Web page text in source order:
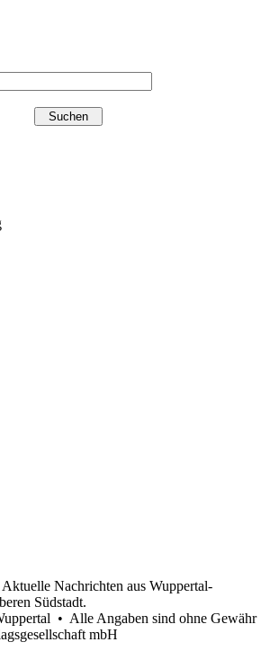
Nachrichten aus Wuppertal-
Südstadt.
• Alle Angaben sind ohne Gewähr
mbH